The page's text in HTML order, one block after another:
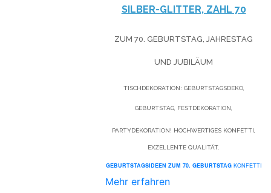
SILBER-GLITTER, ZAHL 70
ZUM 70. GEBURTSTAG, JAHRESTAG
UND JUBILÄUM
TISCHDEKORATION: GEBURTSTAGSDEKO,
GEBURTSTAG, FESTDEKORATION,
PARTYDEKORATION! HOCHWERTIGES KONFETTI,
EXZELLENTE QUALITÄT.
GEBURTSTAGSIDEEN ZUM 70. GEBURTSTAG KONFETTI
Mehr erfahren